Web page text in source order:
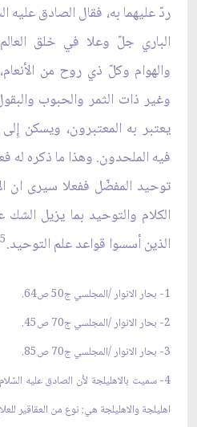
ردّ عليهما به، فقال الصادق عليه
الباري جلّ وعلا في خلق العالم
والهوام وكلّ ذي روح من
وغير ذات الثمر والحبوب
يعتبر به المعتبرون، ويسكن
فيه الملحدون. وهذا ما ذكره له
توحيد المفضّل ففعلا سيرى ان
الكلام والتوحيد بما يزيل
الذين أسسوا قواعد علم التوحيد.5
1- بحار الانوار /المجلسي ج50 ص64.
2- بحار الانوار /المجلسي ج70 ص45.
3- بحار الانوار /المجلسي ج70 ص85.
4- سميت بالاهليلجة لأن الصادق عليه
اهليلجة والاهليلجة هي: نوع من العقاقير